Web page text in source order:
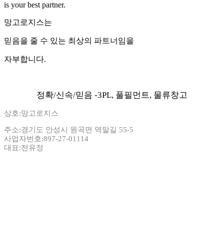
is your best partner.
망고로지스는
믿음을 줄 수 있는 최상의 파트너임을
자부합니다.
정확/신속/믿음 -3PL, 풀필먼트, 물류창고
상호:망고로지스
주소:경기도 안성시 원곡면 역말길 55-5
사업자번호:897-27-01114
대표:전유정